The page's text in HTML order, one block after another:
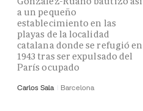
a un pequeño
establecimiento en las
playas de la localidad
catalana donde se refugió en
1943 tras ser expulsado del
París ocupado
Carlos Sala Barcelona